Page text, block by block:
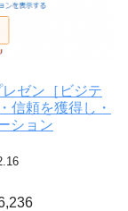
ゼン［ビジテ
信頼を獲得し・
ション